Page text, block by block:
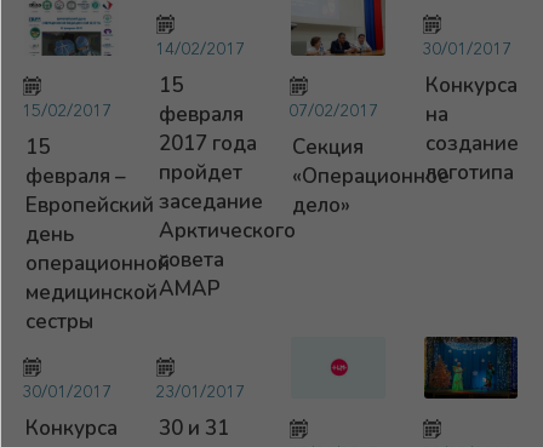
15/02/2017
15
февраля –
Европейский
день
операционной
медицинской
сестры
14/02/2017
15
февраля
2017 года
пройдет
заседание
Арктического
совета
АМАР
07/02/2017
Секция
«Операционное
дело»
30/01/2017
Конкурса
на
создание
логотипа
30/01/2017
Конкурса
23/01/2017
30 и 31